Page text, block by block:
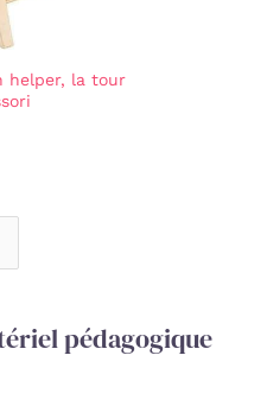
helper, la tour
pédagogique